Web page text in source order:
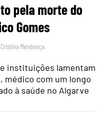
pela morte do
Gomes
Cristina Mendonça
instituições lamentam
médico com um longo
à saúde no Algarve